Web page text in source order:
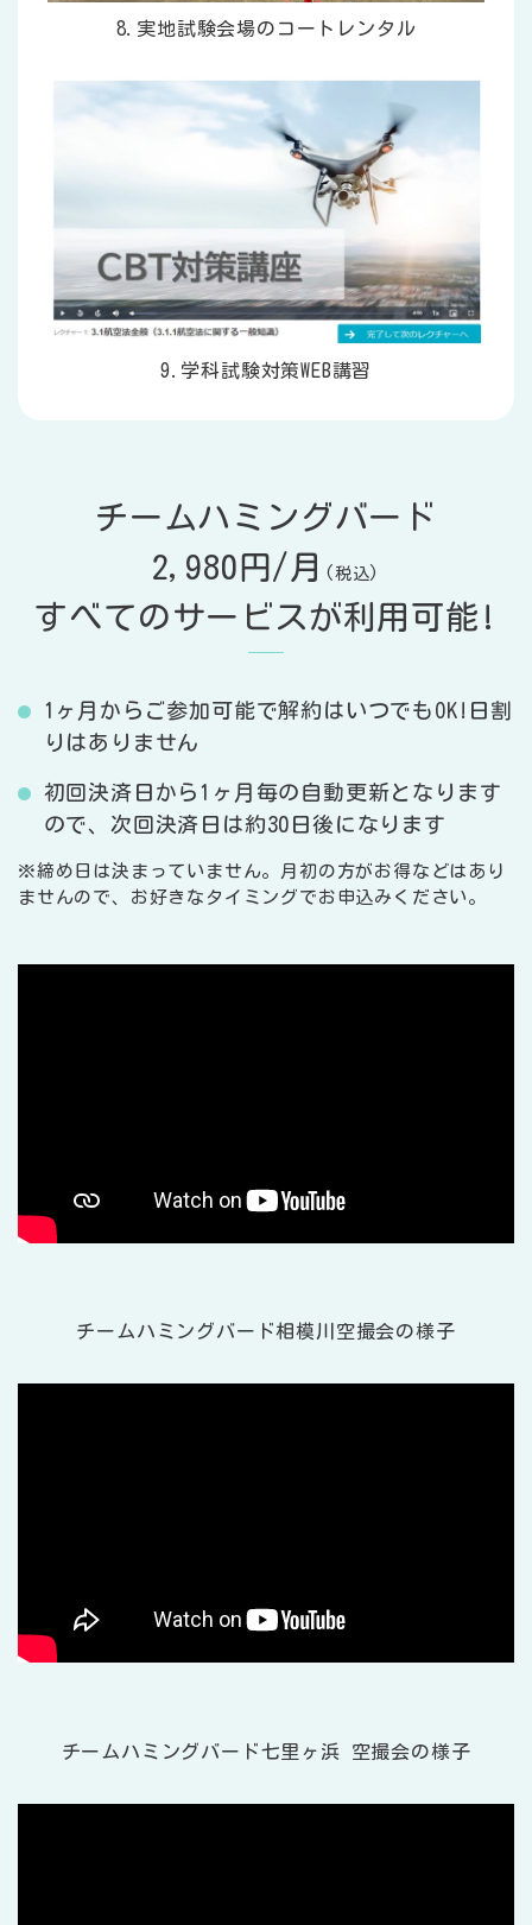
8.実地試験会場のコートレンタル
9.学科試験対策WEB講習
チームハミングバード
2,980円/月 (税込)
すべてのサービスが利用可能!
1ヶ月からご参加可能で解約はいつでもOK!日割
りはありません
初回決済日から1ヶ月毎の自動更新となります
ので、次回決済日は約30日後になります
※締め日は決まっていません。月初の方がお得などはあり
ませんので、お好きなタイミングでお申込みください。
チームハミングバード相模川空撮会の様子
チームハミングバード七里ヶ浜 空撮会の様子